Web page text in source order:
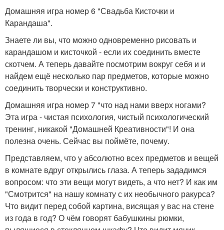
Домашняя игра номер 6 "Свадьба Кисточки и
Карандаша".
Знаете ли вы, что можно одновременно рисовать и
карандашом и кисточкой - если их соединить вместе
скотчем. А теперь давайте посмотрим вокруг себя и и
найдем ещё несколько пар предметов, которые можно
соединить творчески и конструктивно.
Домашняя игра номер 7 "что над нами вверх ногами?
Эта игра - чистая психология, чистый психологический
тренинг, никакой "Домашней Креативности"! И она
полезна очень. Сейчас вы поймёте, почему.
Представляем, что у абсолютно всех предметов и вещей
в комнате вдруг открылись глаза. А теперь зададимся
вопросом: что эти вещи могут видеть, а что нет? И как им
"Смотрится" на нашу комнату с их необычного ракурса?
Что видит перед собой картина, висящая у вас на стене
из года в год? О чём говорят бабушкины рюмки,